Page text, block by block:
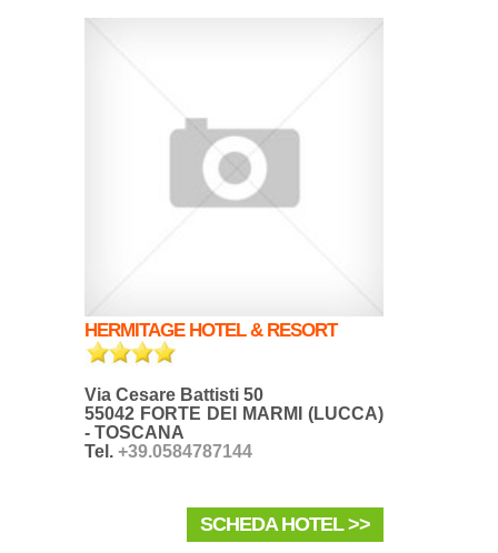
HERMITAGE HOTEL & RESORT
Via Cesare Battisti 50
55042 FORTE DEI MARMI (LUCCA)
- TOSCANA
Tel. +39.0584787144
SCHEDA HOTEL >>